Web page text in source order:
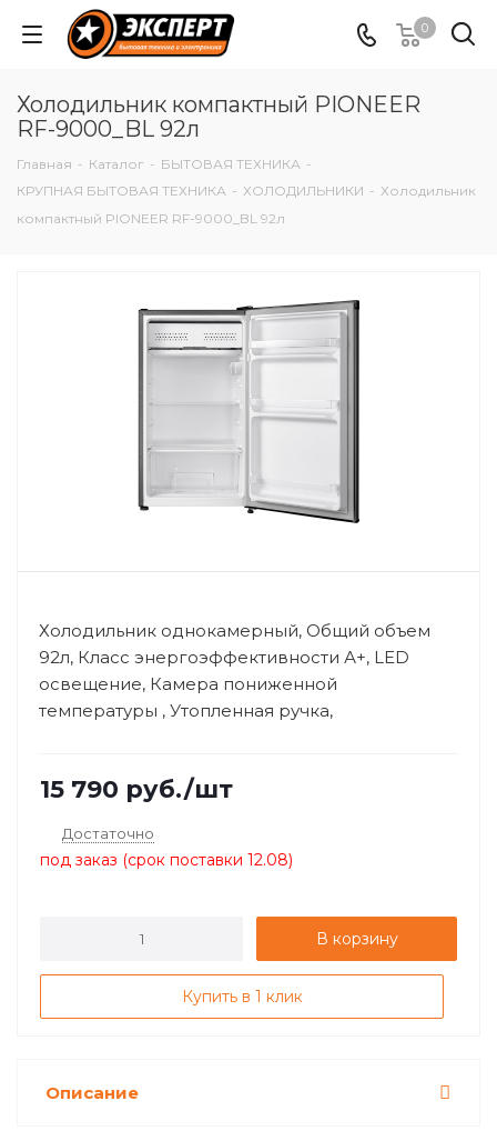
0
Холодильник компактный PIONEER
RF-9000_BL 92л
Главная - Каталог - БЫТОВАЯ ТЕХНИКА -
КРУПНАЯ БЫТОВАЯ ТЕХНИКА - ХОЛОДИЛЬНИКИ - Холодильник
компактный PIONEER RF-9000_BL 92л
Холодильник однокамерный, Общий объем
92л, Класс энергоэффективности А+, LED
освещение, Камера пониженной
температуры , Утопленная ручка,
15 790 руб./шт
Достаточно
под заказ (срок поставки 12.08)
В корзину
Купить в 1 клик
Описание